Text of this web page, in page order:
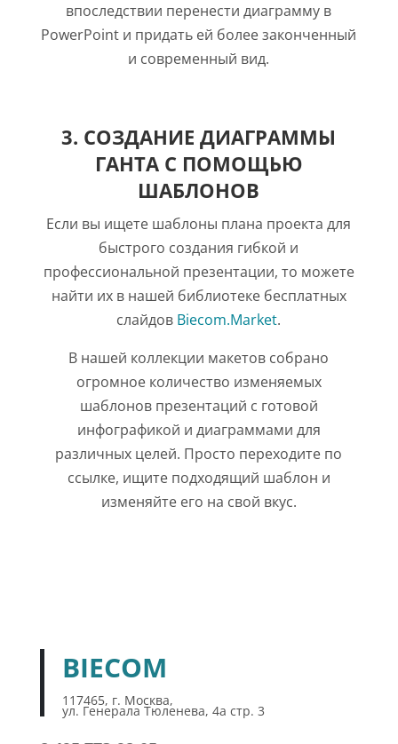
впоследствии перенести диаграмму в
PowerPoint и придать ей более законченный
и современный вид.
3. СОЗДАНИЕ ДИАГРАММЫ
ГАНТА С ПОМОЩЬЮ
ШАБЛОНОВ
Если вы ищете шаблоны плана проекта для
быстрого создания гибкой и
профессиональной презентации, то можете
найти их в нашей библиотеке бесплатных
слайдов Biecom.Market.
В нашей коллекции макетов собрано
огромное количество изменяемых
шаблонов презентаций с готовой
инфографикой и диаграммами для
различных целей. Просто переходите по
ссылке, ищите подходящий шаблон и
изменяйте его на свой вкус.
BIECOM
117465, г. Москва,
ул. Генерала Тюленева, 4а стр. 3